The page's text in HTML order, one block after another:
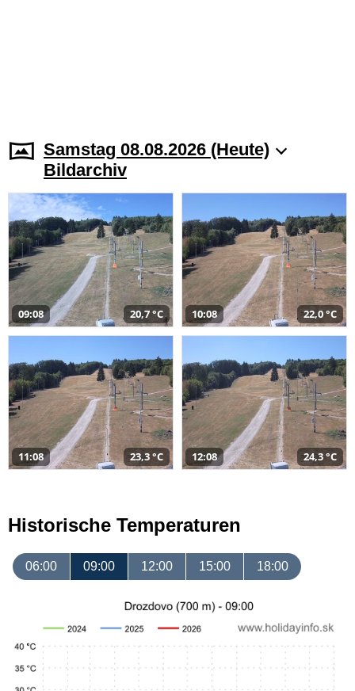
Samstag 08.08.2026 (Heute)
Bildarchiv
09:08 20,7 °C 10:08 22,0 °C
11:08 23,3 °C 12:08 24,3 °C
Historische Temperaturen
06:00 09:00 12:00 15:00 18:00